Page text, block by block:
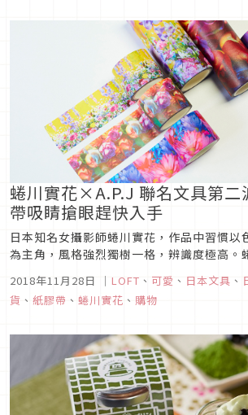
蜷川實花×A.P.J 聯名文具第二
帶吸睛搶眼趕快入手
日本知名女攝影師蜷川實花，作品中習慣以
為主角，風格強烈獨樹一格，辨識度極高。
各樣聯名商品，向來就是人氣保證的她這次
プリントジャパン）合作推出了第二波文具
帶，快來看看還有哪些商品吧！
2018年11月28日 ｜ LOFT 、 可愛 、 日本文具 、
貨 、 紙膠帶 、 蜷川實花 、 購物